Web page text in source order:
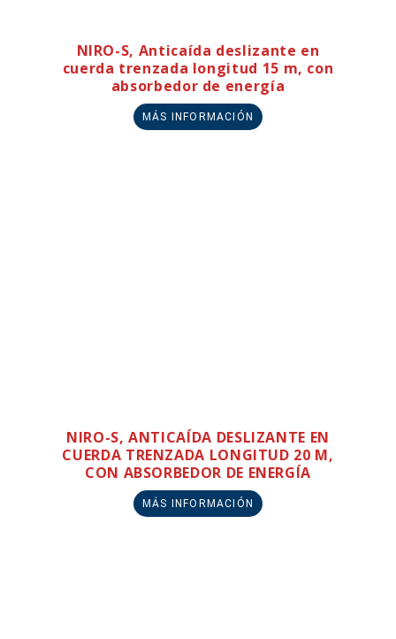
NIRO-S, Anticaída deslizante en
cuerda trenzada longitud 15 m, con
absorbedor de energía
MÁS INFORMACIÓN
NIRO-S, ANTICAÍDA DESLIZANTE EN
CUERDA TRENZADA LONGITUD 20 M,
CON ABSORBEDOR DE ENERGÍA
MÁS INFORMACIÓN